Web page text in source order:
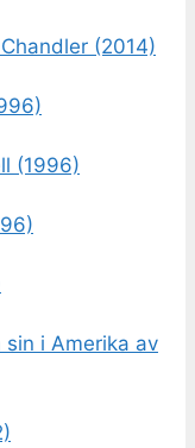
(2014)
(1996)
i Amerika av